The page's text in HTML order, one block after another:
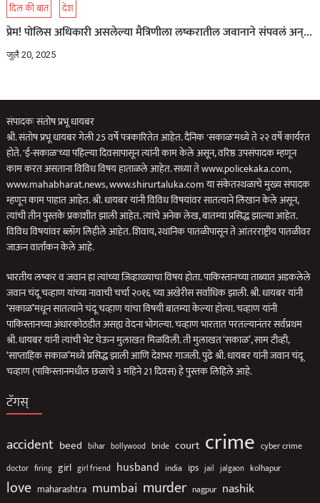
दिल की बात देश
प्रेम! पोलिस अधिकारी असलेल्या मैत्रिणीला लष्करातील जवानाने संपवलं अन्…
जुलै 20, 2025
संपादकः संतोष प्रभू धायबर
श्री. संतोष प्रभू धायबर गेली 25 वर्षे पत्रकारितेत आहेत. दैनिक 'सकाळ'मध्ये ते २२ वर्षे कार्यरत
होते. 'ई-सकाळ'च्या पहिल्या दिवसापासून त्यांनी काम केले असून, वरिष्ठ उपसंपादक म्हणून
काम करत असताना विविध विषय हाताळले आहेत. सध्या ते www.policekaka.com,
www.mahabharat.news, www.shirurtaluka.com या संकेतस्थळाचे मुख्य संपादक
म्हणून काम पाहात आहेत. श्री. धायबर यांनी विविध विषयांवर सातत्याने लिखान केले असून,
त्यांची तीन पुस्तके प्रकाशीत झाली आहेत. त्यांचे अनेक लेख, बातम्या प्रसिद्ध झाल्या आहेत.
विविध विषयांवर ब्लॉग लिहीले आहेत. शिवाय, स्थानिक पातळीपासून ते आंतरराष्ट्रीय पातळीवर
जाऊन वार्तांकन केले आहे.
भारतीय लष्कर व जवान हा त्यांच्या जिव्हाळ्याचा विषय होता. पाकिस्तानच्या ताब्यात अडकलेले
जवान चंदू चव्हाण यांच्या नावाची चर्चा २०१६ च्या अखेरीस सर्वाधिक झाली. श्री. धायबर यांनी
‘सकाळ’मधून सातत्याने चंदू चव्हाण यांचा विषयी बातम्या केल्या होत्या. चव्हाण यांनी
पाकिस्तानच्या अंधारकोठडीत असह्य वेदना भोगल्या. चव्हाण भारतात परतल्यानंतर सर्वप्रथम
श्री. धायबर यांनी त्यांची भेट घेऊन मुलाखत मिळविली. ती मुलाखत ‘सकाळ’, साम टीव्ही,
‘साप्ताहिक सकाळ’मध्ये प्रसिद्ध झाली आणि देशभर गाजली. पुढे श्री. धायबर यांनी जवान चंदू
चव्हाण (पाकिस्तानमधील छळाचे 3 महिने 21 दिवस) हे पुस्तक लिहिले आहे.
टॅगस्
accident beed bihar bollywood bride court crime cyber crime
doctor firing girl girl friend husband india ips jail jalgaon kolhapur
love maharashtra mumbai murder nagpur nashik